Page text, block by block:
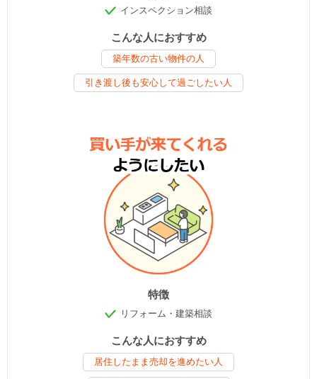
インスペクション相談
こんな人におすすめ
築年数の古い物件の人
引き渡し後も安心して過ごしたい人
特徴
リフォーム・建築相談
こんな人におすすめ
居住したまま売却を進めたい人